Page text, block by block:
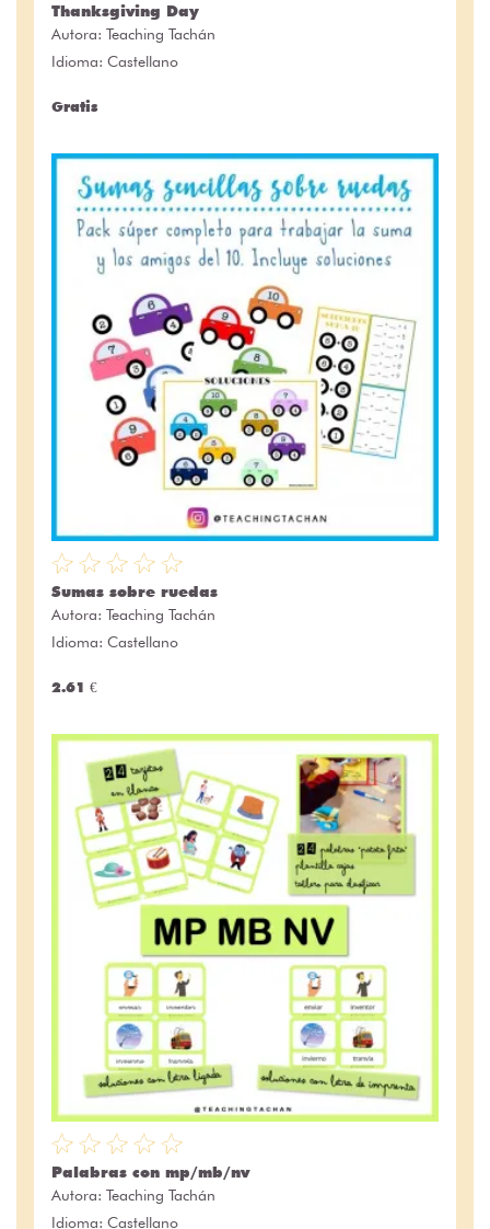
Thanksgiving Day
Autora: Teaching Tachán
Idioma: Castellano
Gratis
Sumas sobre ruedas
Autora: Teaching Tachán
Idioma: Castellano
2.61 €
Palabras con mp/mb/nv
Autora: Teaching Tachán
Idioma: Castellano